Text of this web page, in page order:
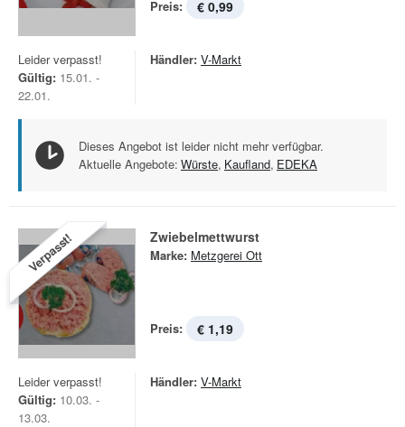
Preis: € 0,99
Leider verpasst!
Gültig: 15.01. -
22.01.
Händler: V-Markt
Dieses Angebot ist leider nicht mehr verfügbar.
Aktuelle Angebote: Würste, Kaufland, EDEKA
Verpasst! Zwiebelmettwurst
Marke: Metzgerei Ott
Preis: € 1,19
Leider verpasst!
Gültig: 10.03. -
13.03.
Händler: V-Markt